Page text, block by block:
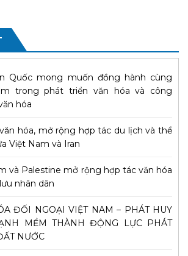
Quốc mong muốn đồng hành cùng
trong phát triển văn hóa và công
hóa
hóa, mở rộng hợp tác du lịch và thể
Việt Nam và Iran
và Palestine mở rộng hợp tác văn hóa
nhân dân
ĐỐI NGOẠI VIỆT NAM – PHÁT HUY
MỀM THÀNH ĐỘNG LỰC PHÁT
NƯỚC